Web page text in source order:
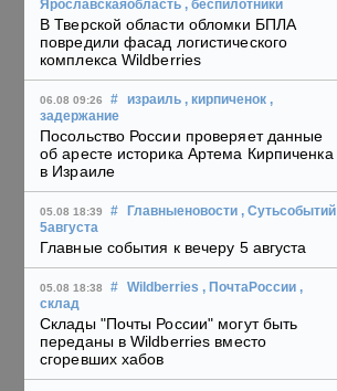
Ярославскаяобласть , беспилотники
В Тверской области обломки БПЛА
повредили фасад логистического
комплекса Wildberries
06.08 09:26 # израиль , кирпиченок ,
задержание
Посольство России проверяет данные
об аресте историка Артема Кирпиченка
в Израиле
05.08 18:39 # Главныеновости , Сутьсобытий
5августа
Главные события к вечеру 5 августа
05.08 18:38 # Wildberries , ПочтаРоссии ,
склад
Склады "Почты России" могут быть
переданы в Wildberries вместо
сгоревших хабов